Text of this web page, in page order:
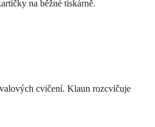
na běžné tiskárně.
cvičení. Klaun rozcvičuje